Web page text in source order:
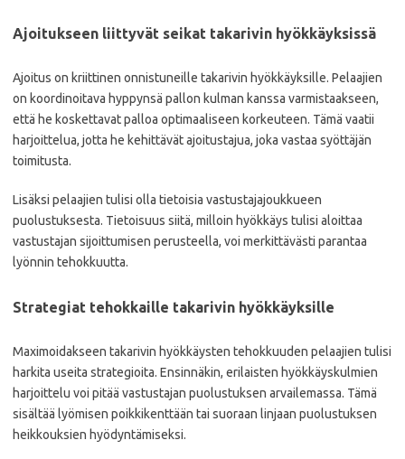
Ajoitukseen liittyvät seikat takarivin hyökkäyksissä
Ajoitus on kriittinen onnistuneille takarivin hyökkäyksille. Pelaajien
on koordinoitava hyppynsä pallon kulman kanssa varmistaakseen,
että he koskettavat palloa optimaaliseen korkeuteen. Tämä vaatii
harjoittelua, jotta he kehittävät ajoitustajua, joka vastaa syöttäjän
toimitusta.
Lisäksi pelaajien tulisi olla tietoisia vastustajajoukkueen
puolustuksesta. Tietoisuus siitä, milloin hyökkäys tulisi aloittaa
vastustajan sijoittumisen perusteella, voi merkittävästi parantaa
lyönnin tehokkuutta.
Strategiat tehokkaille takarivin hyökkäyksille
Maximoidakseen takarivin hyökkäysten tehokkuuden pelaajien tulisi
harkita useita strategioita. Ensinnäkin, erilaisten hyökkäyskulmien
harjoittelu voi pitää vastustajan puolustuksen arvailemassa. Tämä
sisältää lyömisen poikkikenttään tai suoraan linjaan puolustuksen
heikkouksien hyödyntämiseksi.